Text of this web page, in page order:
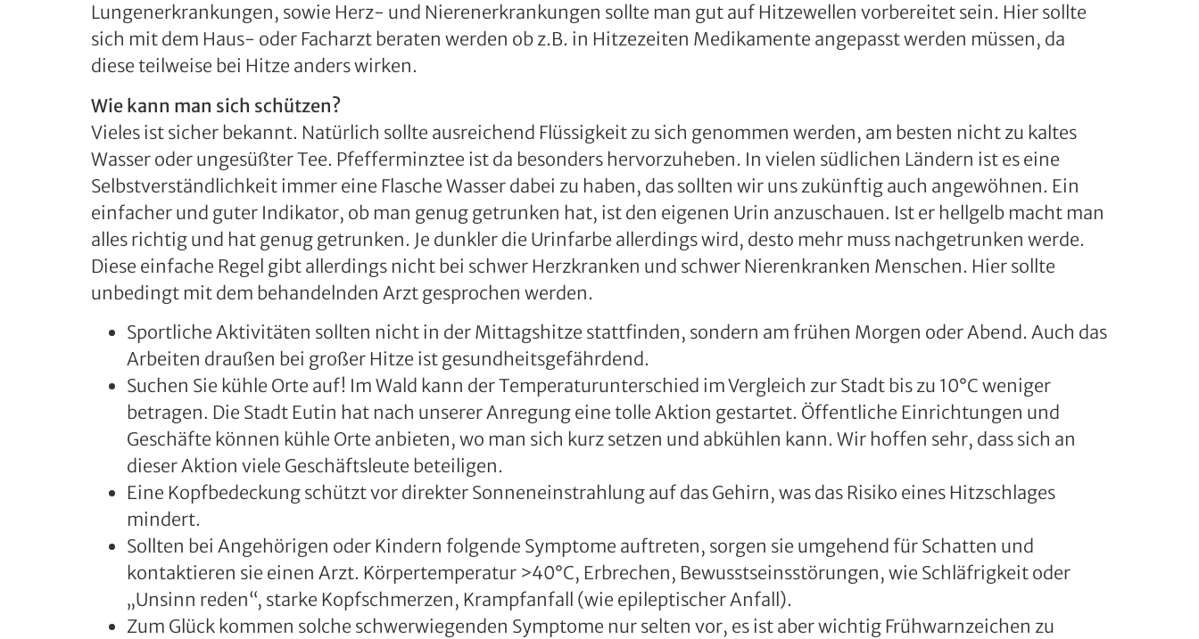
Lungenerkrankungen, sowie Herz- und Nierenerkrankungen sollte man gut auf Hitzewellen vorbereitet sein. Hier sollte
sich mit dem Haus- oder Facharzt beraten werden ob z.B. in Hitzezeiten Medikamente angepasst werden müssen, da
diese teilweise bei Hitze anders wirken.
Wie kann man sich schützen?
Vieles ist sicher bekannt. Natürlich sollte ausreichend Flüssigkeit zu sich genommen werden, am besten nicht zu kaltes
Wasser oder ungesüßter Tee. Pfefferminztee ist da besonders hervorzuheben. In vielen südlichen Ländern ist es eine
Selbstverständlichkeit immer eine Flasche Wasser dabei zu haben, das sollten wir uns zukünftig auch angewöhnen. Ein
einfacher und guter Indikator, ob man genug getrunken hat, ist den eigenen Urin anzuschauen. Ist er hellgelb macht man
alles richtig und hat genug getrunken. Je dunkler die Urinfarbe allerdings wird, desto mehr muss nachgetrunken werde.
Diese einfache Regel gibt allerdings nicht bei schwer Herzkranken und schwer Nierenkranken Menschen. Hier sollte
unbedingt mit dem behandelnden Arzt gesprochen werden.
Sportliche Aktivitäten sollten nicht in der Mittagshitze stattfinden, sondern am frühen Morgen oder Abend. Auch das
Arbeiten draußen bei großer Hitze ist gesundheitsgefährdend.
Suchen Sie kühle Orte auf! Im Wald kann der Temperaturunterschied im Vergleich zur Stadt bis zu 10°C weniger
betragen. Die Stadt Eutin hat nach unserer Anregung eine tolle Aktion gestartet. Öffentliche Einrichtungen und
Geschäfte können kühle Orte anbieten, wo man sich kurz setzen und abkühlen kann. Wir hoffen sehr, dass sich an
dieser Aktion viele Geschäftsleute beteiligen.
Eine Kopfbedeckung schützt vor direkter Sonneneinstrahlung auf das Gehirn, was das Risiko eines Hitzschlages
mindert.
Sollten bei Angehörigen oder Kindern folgende Symptome auftreten, sorgen sie umgehend für Schatten und
kontaktieren sie einen Arzt. Körpertemperatur >40°C, Erbrechen, Bewusstseinsstörungen, wie Schläfrigkeit oder
„Unsinn reden“, starke Kopfschmerzen, Krampfanfall (wie epileptischer Anfall).
Zum Glück kommen solche schwerwiegenden Symptome nur selten vor, es ist aber wichtig Frühwarnzeichen zu